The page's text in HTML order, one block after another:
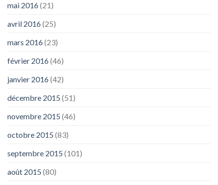
mai 2016(21)
avril 2016(25)
mars 2016(23)
février 2016(46)
janvier 2016(42)
décembre 2015 (51)
novembre 2015 (46)
octobre 2015 (83)
septembre 2015 (101)
août 2015 (80)